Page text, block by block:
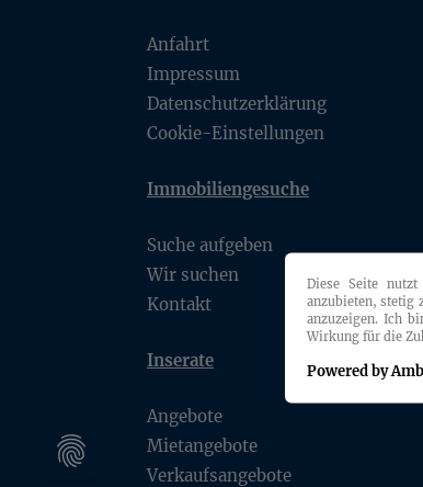
Diese Seite
anzubieten, stetig
anzuzeigen. Ich
Wirkung für die
Powered by
Anfahrt
Impressum
Datenschutzerklärung
Cookie-Einstellungen
Immobiliengesuche
Suche aufgeben
Wir suchen
Kontakt
Inserate
Angebote
Mietangebote
Verkaufsangebote